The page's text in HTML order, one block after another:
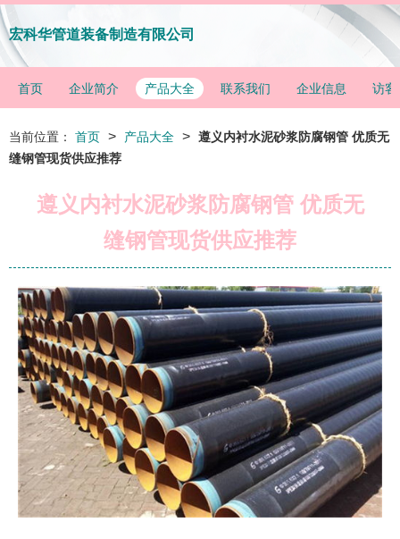
宏科华管道装备制造有限公司
首页 企业简介 产品大全 联系我们 企业信息 访客
当前位置： 首页 > 产品大全 > 遵义内衬水泥砂浆防腐钢管 优质无
缝钢管现货供应推荐
遵义内衬水泥砂浆防腐钢管 优质无
缝钢管现货供应推荐